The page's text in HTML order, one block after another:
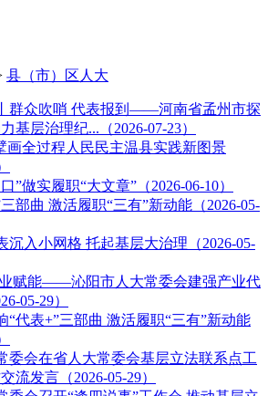
县（市）区人大
群众吹哨 代表报到——河南省孟州市探
基层治理纪...（2026-07-23）
画全过程人民民主温县实践新图景
”做实履职“大文章”（2026-06-10）
部曲 激活履职“三有”新动能（2026-05-
沉入小网格 托起基层大治理（2026-05-
赋能——沁阳市人大常委会建强产业代
05-29）
“代表+”三部曲 激活履职“三有”新动能
委会在省人大常委会基层立法联系点工
流发言（2026-05-29）